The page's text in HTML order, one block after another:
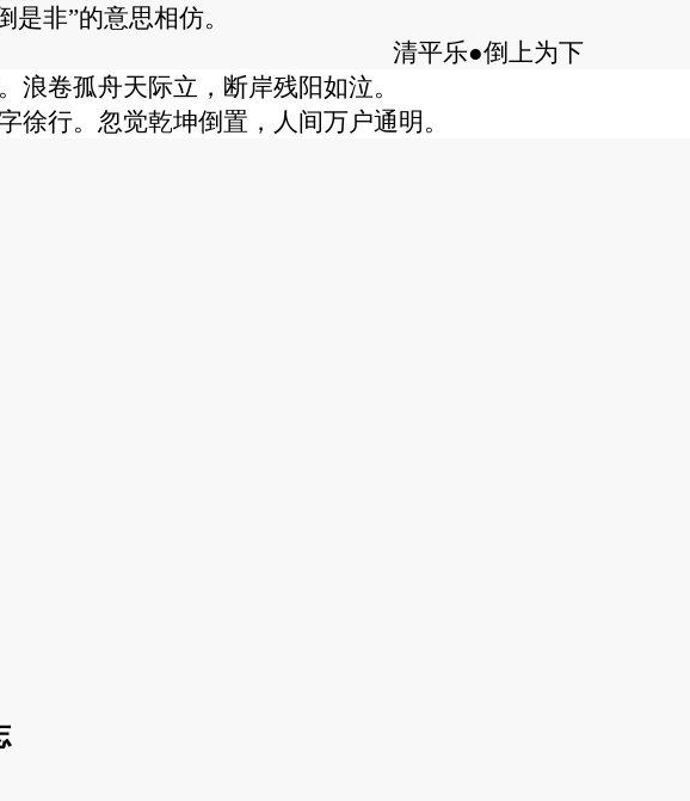
是非”的意思相仿。
清平乐●倒上为下
浪卷孤舟天际立，断岸残阳如泣。
徐行。忽觉乾坤倒置，人间万户通明。